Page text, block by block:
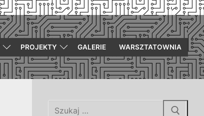
PROJEKTY GALERIE WARSZTATOWNIA
Szukaj: